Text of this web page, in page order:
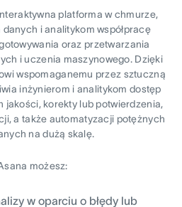
platforma w chmurze,
i analitykom współpracę
oraz przetwarzania
i uczenia maszynowego. Dzięki
wspomaganemu przez sztuczną
inżynierom i analitykom dostęp
jakości, korekty lub potwierdzenia,
a także automatyzacji potężnych
na dużą skalę.
możesz:
w oparciu o błędy lub